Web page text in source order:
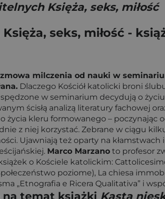
Księża, seks, miłość
seks, miłość -
milczenia od nauki w
Dlaczego Kościół katolicki broni
w seminarium decydują o
ścisłą analizą literatury fachowej
życia kleru formowanego –
z niej korzystać. Zebrane w ciągu
Ujawniają też oparty na
Marco Marzano to profesor
o Kościele katolickim:
poziome), La chiesa
„Etnografia e Ricera Qualitativa” i
na temat książki Kasta